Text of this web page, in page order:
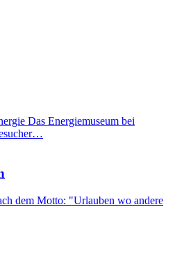
Das Energiemuseum bei
dem Motto: "Urlauben wo andere